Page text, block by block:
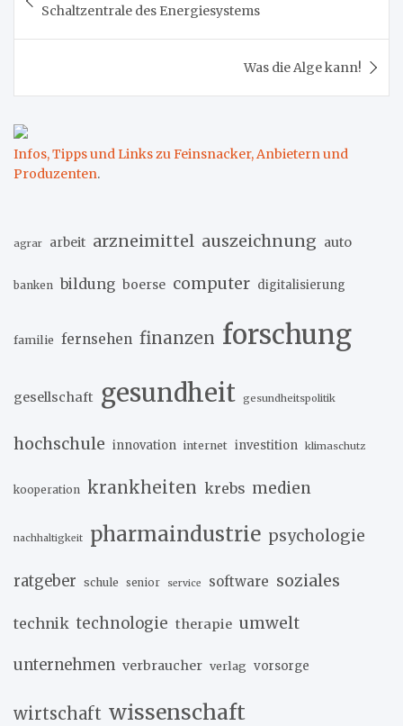
Schaltzentrale des Energiesystems
Was die Alge kann!
Infos, Tipps und Links zu Feinsnacker, Anbietern und
Produzenten.
agrar arbeit arzneimittel auszeichnung auto
banken bildung boerse computer digitalisierung
familie fernsehen finanzen forschung
gesellschaft gesundheit gesundheitspolitik
hochschule innovation internet investition klimaschutz
kooperation krankheiten krebs medien
nachhaltigkeit pharmaindustrie psychologie
ratgeber schule senior service software soziales
technik technologie therapie umwelt
unternehmen verbraucher verlag vorsorge
wirtschaft wissenschaft